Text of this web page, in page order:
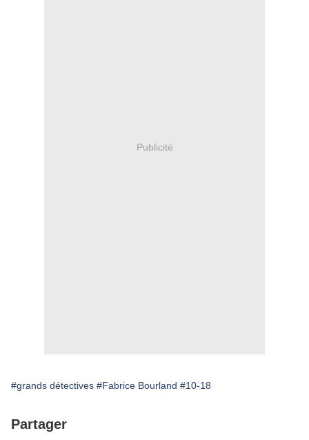
Publicité
#grands détectives #Fabrice Bourland #10-18
Partager